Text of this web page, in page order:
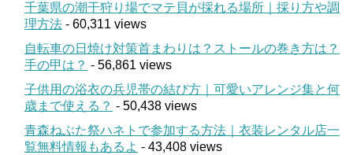
千葉県の潮干狩り場でマテ貝が採れる場所｜採り方や調
理方法 - 60,311 views
自転車の日焼け対策首まわりは？ストールの巻き方は？
手の甲は？ - 56,861 views
子供用の浴衣の兵児帯の結び方｜可愛いアレンジ集と何
歳まで使える？ - 50,438 views
青森ねぶた祭ハネトで参加する方法｜衣装レンタル店一
覧無料情報もあるよ - 43,408 views